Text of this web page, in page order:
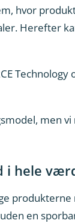
hvor
Herefter
men
i hele
produkterne
en